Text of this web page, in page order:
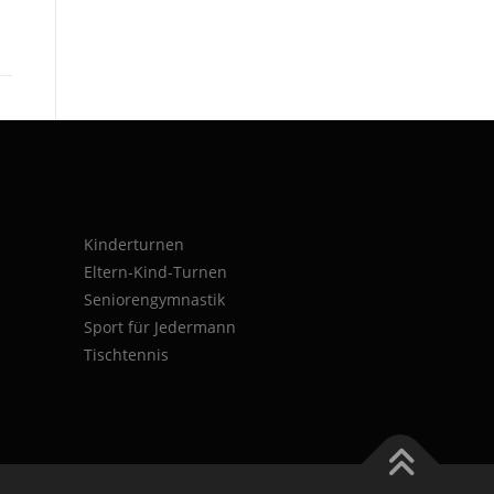
Kinderturnen
Eltern-Kind-Turnen
Seniorengymnastik
Sport für Jedermann
Tischtennis